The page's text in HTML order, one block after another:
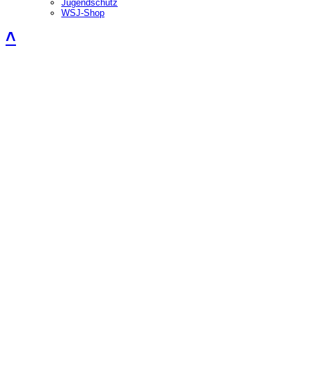
Jugendschutz
WSJ-Shop
˄